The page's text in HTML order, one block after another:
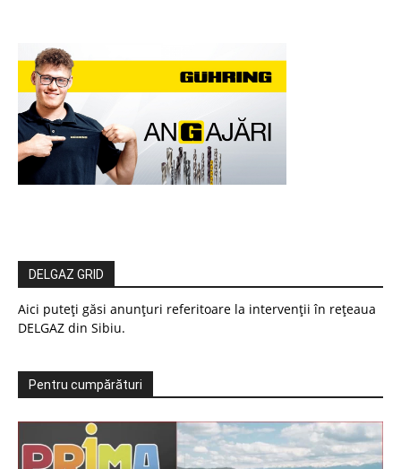
DELGAZ GRID
Aici puteți găsi anunțuri referitoare la intervenții în rețeaua
DELGAZ din Sibiu.
Pentru cumpărături